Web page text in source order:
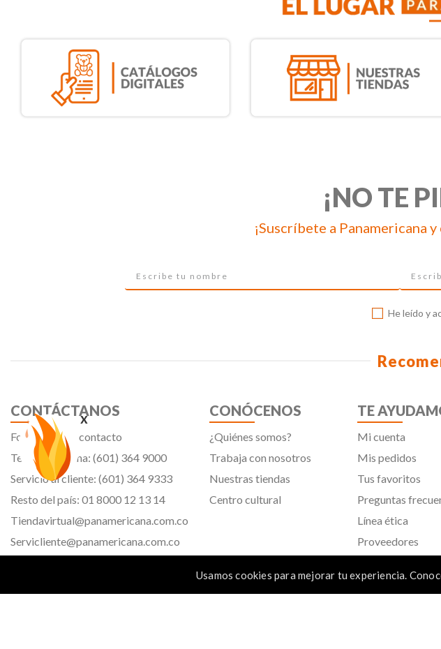
x
Usamos cookies para mejorar tu experiencia.
¡NO TE
¡Suscríbete a Panamericana
He leído y
CONTÁCTANOS
Formulario de contacto
Teléfono oficina: (601) 364 9000
Servicio al cliente: (601) 364 9333
Resto del país: 01 8000 12 13 14
Tiendavirtual@panamericana.com.co
Servicliente@panamericana.com.co
CONÓCENOS
¿Quiénes somos?
Trabaja con nosotros
Nuestras tiendas
Centro cultural
TE
Mi cuenta
Mis pedidos
Tus favoritos
Preguntas
Línea ética
Proveedores